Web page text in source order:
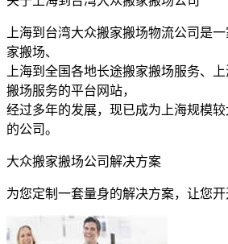
上海到台湾大众搬家搬场物流公司是
家搬场、
上海到全国各地长途搬家搬场服务、
搬场服务的平台网站，
经过多年的发展，现已成为上海规模
的公司。
大众搬家搬场公司解决方案
为您定制一套量身的解决方案，让您